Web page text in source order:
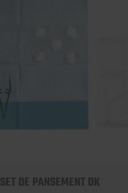
SET DE PANSEMENT DK